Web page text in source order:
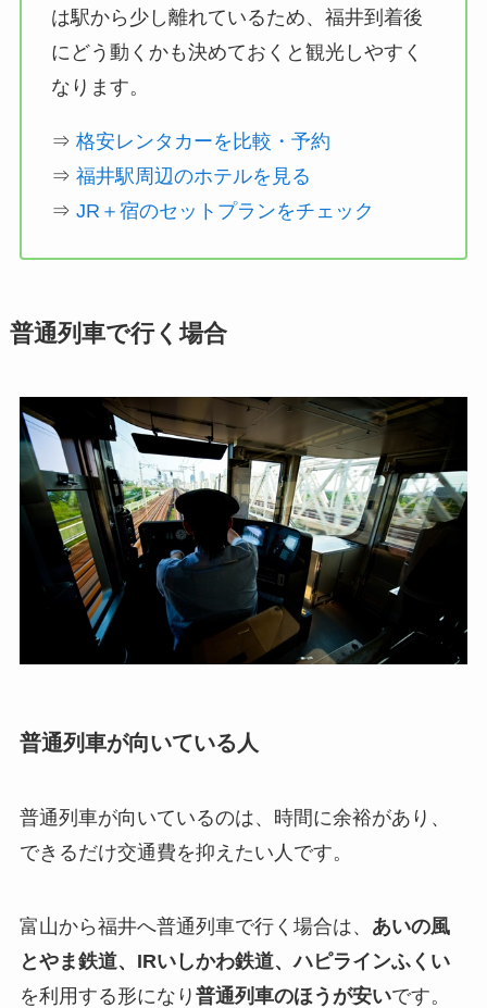
は駅から少し離れているため、福井到着後
にどう動くかも決めておくと観光しやすく
なります。
⇒ 格安レンタカーを比較・予約
⇒ 福井駅周辺のホテルを見る
⇒ JR＋宿のセットプランをチェック
普通列車で行く場合
普通列車が向いている人
普通列車が向いているのは、時間に余裕があり、
できるだけ交通費を抑えたい人です。
富山から福井へ普通列車で行く場合は、 あいの風
とやま鉄道、IRいしかわ鉄道、ハピラインふくい
を利用する形になり 普通列車のほうが安いです。